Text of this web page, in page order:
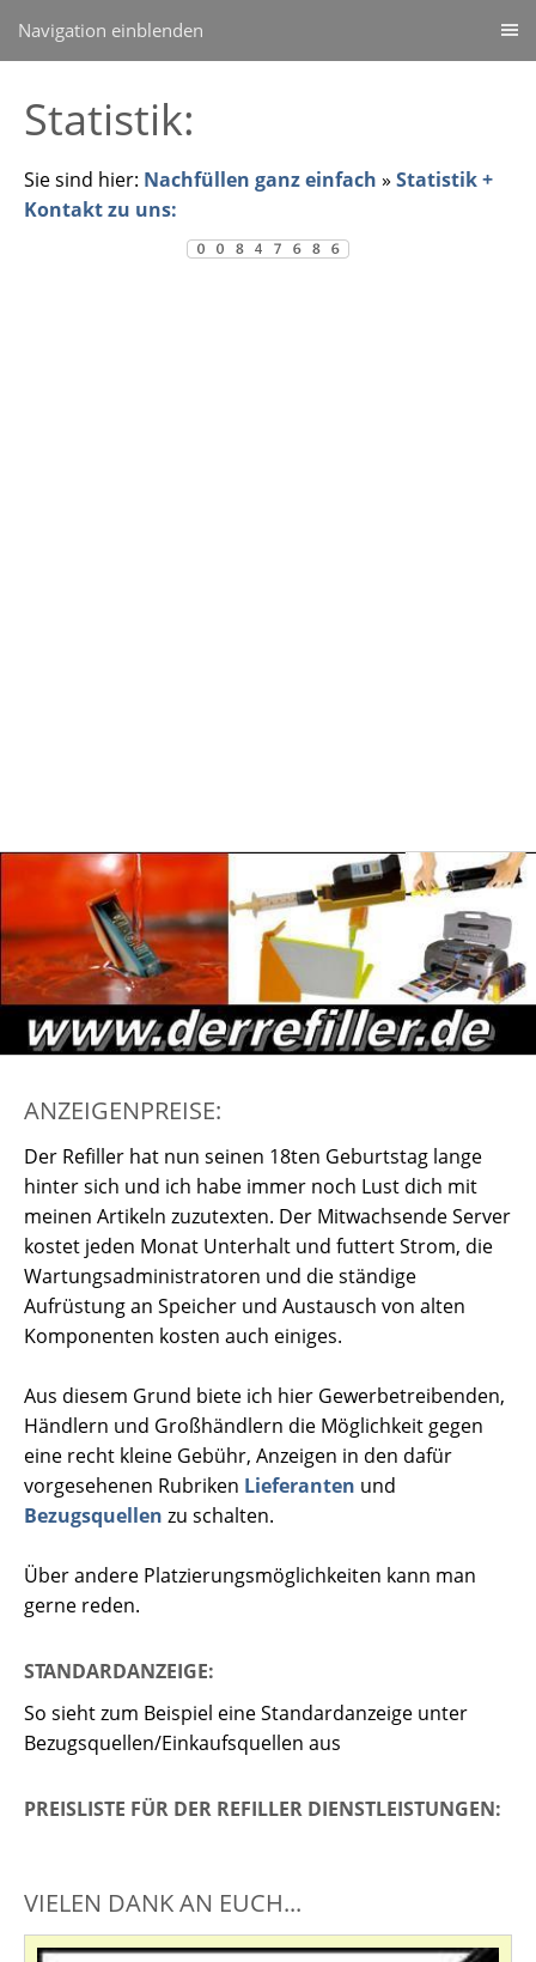
Navigation einblenden
Statistik:
Sie sind hier: Nachfüllen ganz einfach » Statistik +
Kontakt zu uns:
ANZEIGENPREISE:
Der Refiller hat nun seinen 18ten Geburtstag lange
hinter sich und ich habe immer noch Lust dich mit
meinen Artikeln zuzutexten. Der Mitwachsende Server
kostet jeden Monat Unterhalt und futtert Strom, die
Wartungsadministratoren und die ständige
Aufrüstung an Speicher und Austausch von alten
Komponenten kosten auch einiges.
Aus diesem Grund biete ich hier Gewerbetreibenden,
Händlern und Großhändlern die Möglichkeit gegen
eine recht kleine Gebühr, Anzeigen in den dafür
vorgesehenen Rubriken Lieferanten und
Bezugsquellen zu schalten.
Über andere Platzierungsmöglichkeiten kann man
gerne reden.
STANDARDANZEIGE:
So sieht zum Beispiel eine Standardanzeige unter
Bezugsquellen/Einkaufsquellen aus
PREISLISTE FÜR DER REFILLER DIENSTLEISTUNGEN:
VIELEN DANK AN EUCH...